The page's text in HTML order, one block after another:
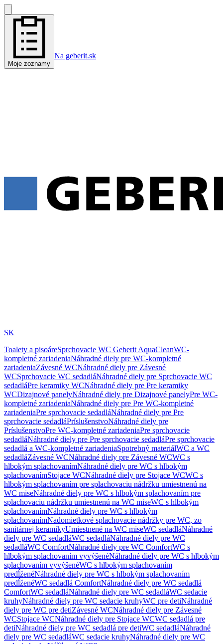
Moje zoznamy
Na geberit.sk
SK
Toalety a pisoáreSprchovacie WC Geberit AquaCleanWC-
kompletné zariadeniaNáhradné diely pre WC-kompletné
zariadeniaZávesné WCNáhradné diely pre Závesné
WCSprchovacie WC sedadláNáhradné diely pre Sprchovacie WC
sedadláPre keramiky WCNáhradné diely pre Pre keramiky
WCDizajnové panelyNáhradné diely pre Dizajnové panelyPre WC-
kompletné zariadeniaNáhradné diely pre Pre WC-kompletné
zariadeniaPre sprchovacie sedadláNáhradné diely pre Pre
sprchovacie sedadláPríslušenstvoNáhradné diely pre
PríslušenstvoPre WC-kompletné zariadeniaPre sprchovacie
sedadláNáhradné diely pre Pre sprchovacie sedadláPre sprchovacie
sedadlá a WC-kompletné zariadeniaSpotrebný materiálWC a WC
sedadláZávesné WCNáhradné diely pre Závesné WCWC s
hlbokým splachovanímNáhradné diely pre WC s hlbokým
splachovanímStojace WCNáhradné diely pre Stojace WCWC s
hlbokým splachovaním pre splachovaciu nádržku umiestnenú na
WC miseNáhradné diely pre WC s hlbokým splachovaním pre
splachovaciu nádržku umiestnenú na WC miseWC s hlbokým
splachovanímNáhradné diely pre WC s hlbokým
splachovanímNadomietkové splachovacie nádržky pre WC, zo
sanitárnej keramikyUmiestnené na WC miseWC sedadláNáhradné
diely pre WC sedadláWC sedadláNáhradné diely pre WC
sedadláWC ComfortNáhradné diely pre WC ComfortWC s
hlbokým splachovaním vyvýšenéNáhradné diely pre WC s hlbokým
splachovaním vyvýšenéWC s hlbokým splachovaním
predĺženéNáhradné diely pre WC s hlbokým splachovaním
predĺženéWC sedadlá ComfortNáhradné diely pre WC sedadlá
ComfortWC sedadláNáhradné diely pre WC sedadláWC sedacie
kruhyNáhradné diely pre WC sedacie kruhyWC pre detiNáhradné
diely pre WC pre detiZávesné WCNáhradné diely pre Závesné
WCStojace WCNáhradné diely pre Stojace WCWC sedadlá pre
detiNáhradné diely pre WC sedadlá pre detiWC sedadláNáhradné
diely pre WC sedadláWC sedacie kruhyNáhradné diely pre WC